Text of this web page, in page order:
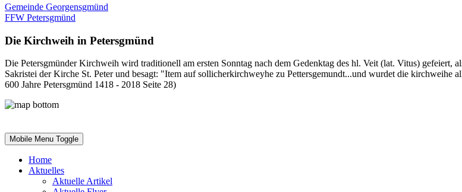
Gemeinde Georgensgmünd
FFW Petersgmünd
Die Kirchweih in Petersgmünd
Die Petersgmünder Kirchweih wird traditionell am ersten Sonntag nach dem Gedenktag des hl. Veit (lat. Vitus) gefeiert,
Sakristei der Kirche St. Peter und besagt: "Item auf sollicherkirchweyhe zu Pettersgemundt...und wurdet die kirchweihe
600 Jahre Petersgmünd 1418 - 2018 Seite 28)
Mobile Menu Toggle
Home
Aktuelles
Aktuelle Artikel